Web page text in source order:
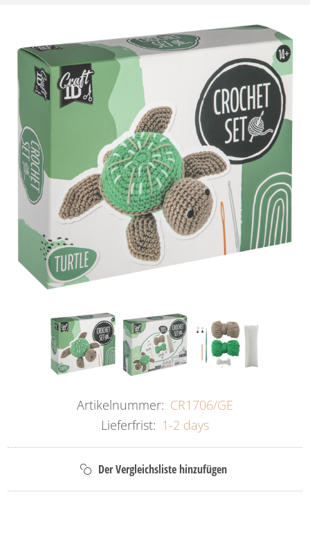
Artikelnummer: CR1706/GE
Lieferfrist: 1-2 days